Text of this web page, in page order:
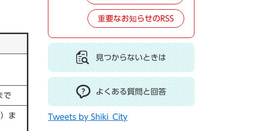
で
ま
重要なお知らせのRSS
見つからないときは
よくある質問と回答
Tweets by Shiki_City